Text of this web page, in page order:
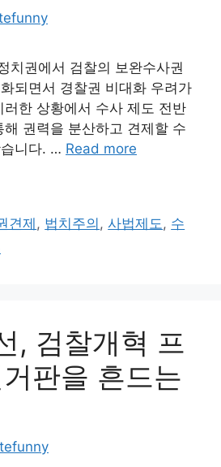
치권에서 검찰의 보완수사권
되면서 경찰권 비대화 우려가
한 상황에서 수사 제도 전반
권력을 분산하고 견제할 수
니다. … Read more
견제 , 법치주의 ,사법제도, 수
, 검찰개혁 프
판을 흔드는
tefunny